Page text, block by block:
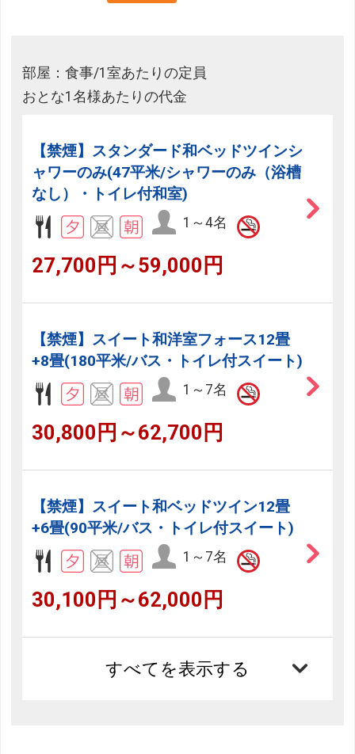
部屋：食事/1室あたりの定員
おとな1名様あたりの代金
【禁煙】スタンダード和ベッドツインシ
ャワーのみ(47平米/シャワーのみ（浴槽
なし）・トイレ付和室)
1～4名
27,700円～59,000円
【禁煙】スイート和洋室フォース12畳
+8畳(180平米/バス・トイレ付スイート)
1～7名
30,800円～62,700円
【禁煙】スイート和ベッドツイン12畳
+6畳(90平米/バス・トイレ付スイート)
1～7名
30,100円～62,000円
すべてを表示する